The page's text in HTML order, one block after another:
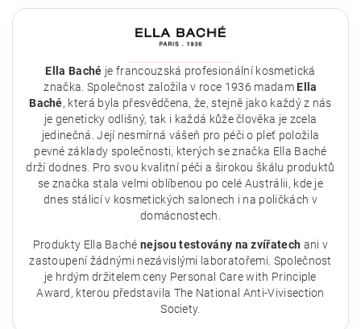
Vložením hodnocení souhlasíte sezásadami ochrany
Ella Baché je francouzská profesionální kosmetická
značka. Společnost založila v roce 1936 madam Ella
Baché, která byla přesvědčena, že, stejně jako každý z nás
je geneticky odlišný, tak i každá kůže člověka je zcela
jedinečná. Její nesmírná vášeň pro péči o pleť položila
pevné základy společnosti, kterých se značka Ella Baché
drží dodnes. Pro svou kvalitní péči a širokou škálu produktů
se značka stala velmi oblíbenou po celé Austrálii, kde je
dnes stálicí v kosmetických salonech i na poličkách v
domácnostech.
Produkty Ella Bachénejsou testovány na zvířatech ani v
zastoupení žádnými nezávislými laboratořemi. Společnost
je hrdým držitelem ceny Personal Care with Principle
Award, kterou představila The National Anti-Vivisection
Society.